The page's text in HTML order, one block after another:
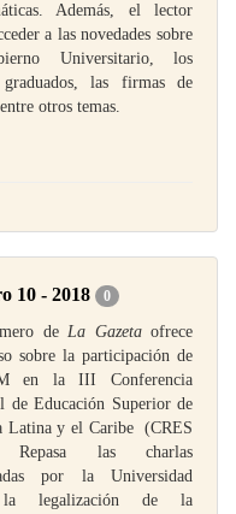
Además, el lector
a las novedades sobre
Universitario, los
graduados, las firmas de
otros temas.
10 - 2018 0
deLa Gazetaofrece
sobre la participación de
en la III Conferencia
de Educación Superior de
Latina y el Caribe (CRES
Repasa las charlas
por la Universidad
la legalización de la